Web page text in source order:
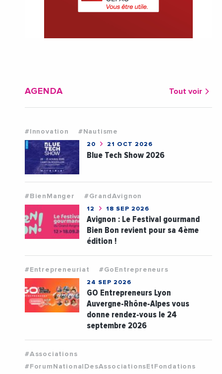
AGENDA Tout voir
#Innovation #Nautisme
20 21 OCT 2026
Blue Tech Show 2026
#BienManger #GrandAvignon
12 18 SEP 2026
Avignon : Le Festival gourmand
Bien Bon revient pour sa 4ème
édition !
#Entrepreneuriat #GoEntrepreneurs
24 SEP 2026
GO Entrepreneurs Lyon
Auvergne-Rhône-Alpes vous
donne rendez-vous le 24
septembre 2026
#Associations
#ForumNationalDesAssociationsEtFondations